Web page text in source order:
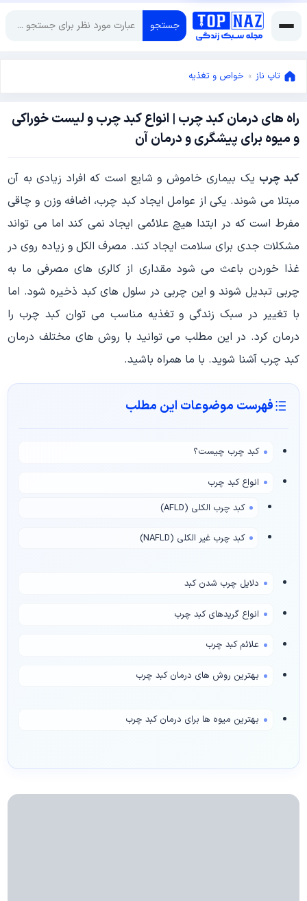
جستجو
تاپ ناز » خواص و تغذیه
راه های درمان کبد چرب | انواع کبد چرب و لیست خوراکی
و میوه برای پیشگری و درمان آن
فوریه
10,
2024
کبد چرب یک بیماری خاموش و شایع است که افراد زیادی به آن
مبتلا می شوند. یکی از عوامل ایجاد کبد چرب، اضافه وزن و چاقی
مفرط است که در ابتدا هیچ علائمی ایجاد نمی کند اما می تواند
مشکلات جدی برای سلامت ایجاد کند. مصرف الکل و زیاده روی در
غذا خوردن باعث می شود مقداری از کالری های مصرفی ما به
چربی تبدیل شوند و این چربی در سلول های کبد ذخیره شود. اما
با تغییر در سبک زندگی و تغذیه مناسب می توان کبد چرب را
درمان کرد. در این مطلب می توانید با روش های مختلف درمان
کبد چرب آشنا شوید. با ما همراه باشید.
فهرست موضوعات این مطلب
کبد چرب چیست؟
انواع کبد چرب
کبد چرب الکلی (AFLD)
کبد چرب غیر الکلی (NAFLD)
دلایل چرب شدن کبد
انواع گریدهای کبد چرب
علائم کبد چرب
بهترین روش های درمان کبد چرب
بهترین میوه ها برای درمان کبد چرب